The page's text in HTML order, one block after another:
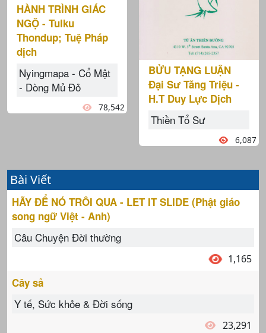
HÀNH TRÌNH GIÁC
NGỘ - Tulku
Thondup; Tuệ Pháp
dịch
Nyingmapa - Cổ Mật
- Dòng Mủ Đỏ
78,542
BỬU TẠNG LUẬN
Đại Sư Tăng Triệu -
H.T Duy Lực Dịch
Thiền Tổ Sư
6,087
Bài Viết
HÃY ĐỂ NÓ TRÔI QUA - LET IT SLIDE (Phật giáo
song ngữ Việt - Anh)
Câu Chuyện Đời thường
1,165
Cây sả
Y tế, Sức khỏe & Đời sống
23,291